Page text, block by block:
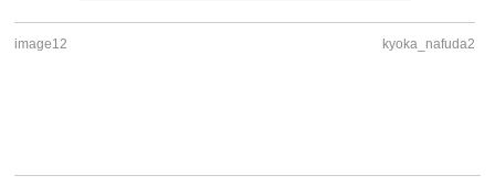
image12 kyoka_nafuda2